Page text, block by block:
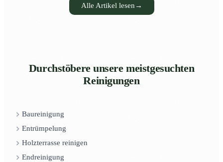
Alle Artikel lesen →
Durchstöbere unsere meistgesuchten
Reinigungen
Baureinigung
Entrümpelung
Holzterrasse reinigen
Endreinigung